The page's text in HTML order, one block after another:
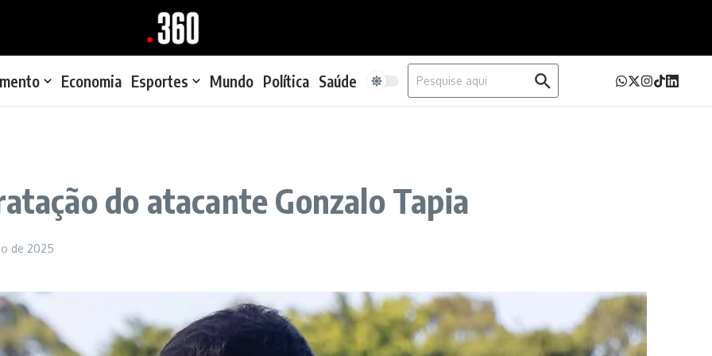
Economia Esportes Mundo Política Saúde
Procurar por:
do atacante Gonzalo Tapia
de 2025